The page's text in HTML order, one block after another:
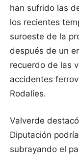
han sufrido las
los recientes
suroeste de la
después de un
recuerdo de las
accidentes
Rodalíes.
Valverde
Diputación
subrayando el